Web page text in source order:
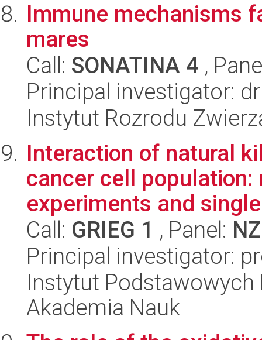
Immune mechanisms
mares
Call: SONATINA 4 ,
Principal investigator:
Instytut Rozrodu
Interaction of natural
cancer cell
experiments and
Call: GRIEG 1 , Panel:
Principal investigator:
Instytut
Akademia Nauk